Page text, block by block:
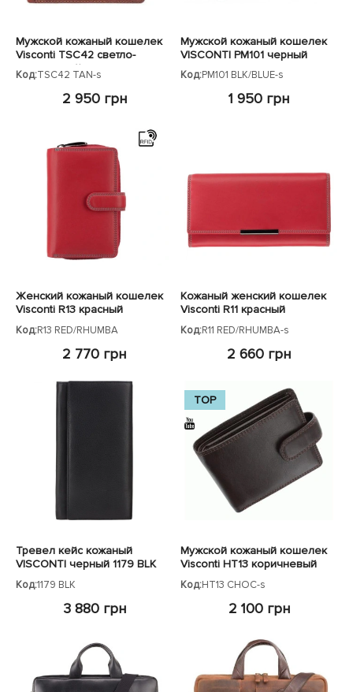
Мужской кожаный кошелек
Visconti TSC42 светло-
коричневый
Код:TSC42 TAN-s
2 950 грн
Мужской кожаный кошелек
VISCONTI PM101 черный
Код:PM101 BLK/BLUE-s
1 950 грн
Женский кожаный кошелек
Visconti R13 красный
Код:R13 RED/RHUMBA
2 770 грн
Кожаный женский кошелек
Visconti R11 красный
Код:R11 RED/RHUMBA-s
2 660 грн
Тревел кейс кожаный
VISCONTI черный 1179 BLK
Код:1179 BLK
3 880 грн
TOP
Мужской кожаный кошелек
Visconti HT13 коричневый
Код:HT13 CHOC-s
2 100 грн